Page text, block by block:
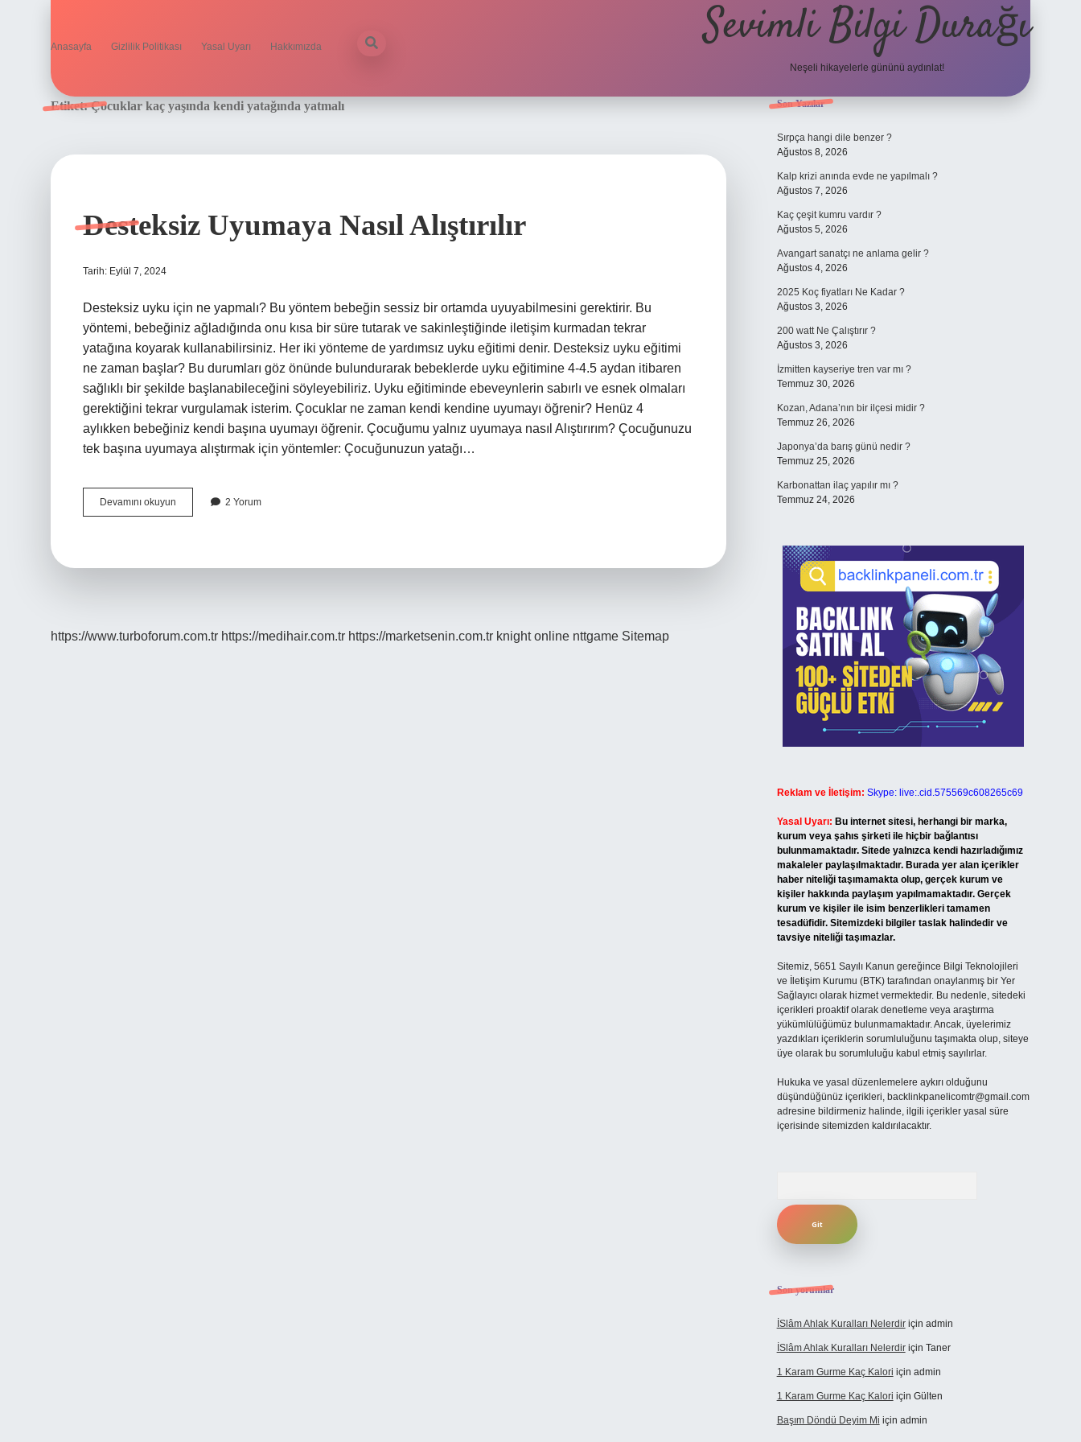
Anasayfa Gizlilik Politikası Yasal Uyarı Hakkımızda Sevimli Bilgi Durağı
Neşeli hikayelerle gününü aydınlat!
Etiket:Çocuklar kaç yaşında kendi yatağında yatmalı
Desteksiz Uyumaya Nasıl Alıştırılır
Tarih: Eylül 7, 2024
Desteksiz uyku için ne yapmalı? Bu yöntem bebeğin sessiz bir ortamda uyuyabilmesini gerektirir. Bu
yöntemi, bebeğiniz ağladığında onu kısa bir süre tutarak ve sakinleştiğinde iletişim kurmadan tekrar
yatağına koyarak kullanabilirsiniz. Her iki yönteme de yardımsız uyku eğitimi denir. Desteksiz uyku eğitimi
ne zaman başlar? Bu durumları göz önünde bulundurarak bebeklerde uyku eğitimine 4-4.5 aydan itibaren
sağlıklı bir şekilde başlanabileceğini söyleyebiliriz. Uyku eğitiminde ebeveynlerin sabırlı ve esnek olmaları
gerektiğini tekrar vurgulamak isterim. Çocuklar ne zaman kendi kendine uyumayı öğrenir? Henüz 4
aylıkken bebeğiniz kendi başına uyumayı öğrenir. Çocuğumu yalnız uyumaya nasıl Alıştırırım? Çocuğunuzu
tek başına uyumaya alıştırmak için yöntemler: Çocuğunuzun yatağı…
Devamını okuyun Desteksiz
Uyumaya
2 Yorum
https://www.turboforum.com.tr https://medihair.com.tr https://marketsenin.com.tr knight online nttgame Sitemap
Sidebar
Son Yazılar
Sırpça hangi dile benzer ?
Ağustos 8, 2026
Kalp krizi anında evde ne yapılmalı ?
Ağustos 7, 2026
Kaç çeşit kumru vardır ?
Ağustos 5, 2026
Avangart sanatçı ne anlama gelir ?
Ağustos 4, 2026
2025 Koç fiyatları Ne Kadar ?
Ağustos 3, 2026
200 watt Ne Çalıştırır ?
Ağustos 3, 2026
İzmitten kayseriye tren var mı ?
Temmuz 30, 2026
Kozan, Adana’nın bir ilçesi midir ?
Temmuz 26, 2026
Japonya’da barış günü nedir ?
Temmuz 25, 2026
Karbonattan ilaç yapılır mı ?
Temmuz 24, 2026
Reklam ve İletişim: Skype: live:.cid.575569c608265c69
Yasal Uyarı: Bu internet sitesi, herhangi bir marka,
kurum veya şahıs şirketi ile hiçbir bağlantısı
bulunmamaktadır. Sitede yalnızca kendi hazırladığımız
makaleler paylaşılmaktadır. Burada yer alan içerikler
haber niteliği taşımamakta olup, gerçek kurum ve
kişiler hakkında paylaşım yapılmamaktadır. Gerçek
kurum ve kişiler ile isim benzerlikleri tamamen
tesadüfidir. Sitemizdeki bilgiler taslak halindedir ve
tavsiye niteliği taşımazlar.
Sitemiz, 5651 Sayılı Kanun gereğince Bilgi Teknolojileri
ve İletişim Kurumu (BTK) tarafından onaylanmış bir Yer
Sağlayıcı olarak hizmet vermektedir. Bu nedenle, sitedeki
içerikleri proaktif olarak denetleme veya araştırma
yükümlülüğümüz bulunmamaktadır. Ancak, üyelerimiz
yazdıkları içeriklerin sorumluluğunu taşımakta olup, siteye
üye olarak bu sorumluluğu kabul etmiş sayılırlar.
Hukuka ve yasal düzenlemelere aykırı olduğunu
düşündüğünüz içerikleri, backlinkpanelicomtr@gmail.com
adresine bildirmeniz halinde, ilgili içerikler yasal süre
içerisinde sitemizden kaldırılacaktır.
Son yorumlar
İSlâm Ahlak Kuralları Nelerdiriçin admin
İSlâm Ahlak Kuralları Nelerdiriçin Taner
1 Karam Gurme Kaç Kalori için admin
1 Karam Gurme Kaç Kalori için Gülten
Başım Döndü Deyim Mi için admin